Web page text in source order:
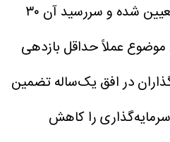
بالاتر از قیمت عرضه اولیه تعیین شده و سررسید آن ۳۰
موضوع عملاً حداقل بازدهی
در افق یک‌ساله تضمین
را کاهش